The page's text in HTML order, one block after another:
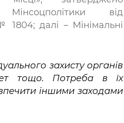
від
1804; далі – Мінімальні
захисту органів
тощо. Потреба в їх
іншими заходами